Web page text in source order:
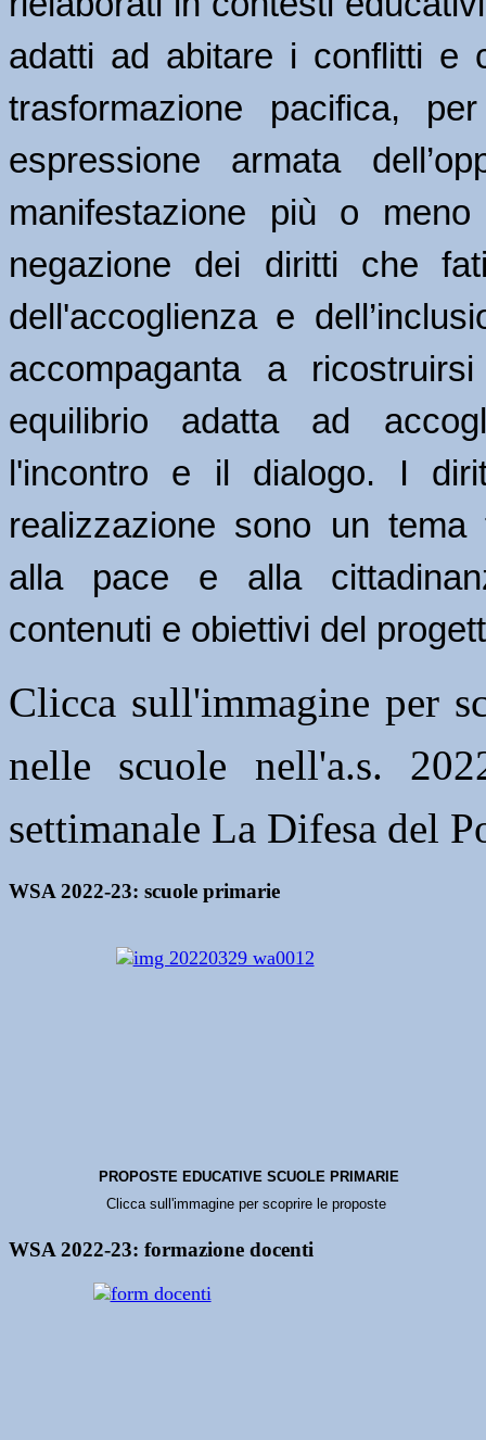
adatti ad abitare i conflitti e
trasformazione pacifica,
espressione armata
manifestazione più o
negazione dei diritti che
dell'accoglienza e
accompaganta a
equilibrio adatta ad
l'incontro e il dialogo. I
realizzazione sono un tema
alla pace e alla
contenuti e obiettivi del
Clicca sull'immagine per
nelle scuole nell'a.s.
settimanale La Difesa del
WSA 2022-23: scuole primarie
PROPOSTE EDUCATIVE SCUOLE PRIMARIE
Clicca sull'immagine per scoprire le proposte
WSA 2022-23: formazione docenti